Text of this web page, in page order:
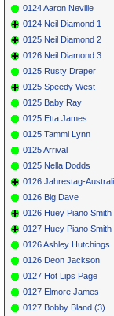
0124 Aaron Neville
0124 Neil Diamond 1
0125 Neil Diamond 2
0126 Neil Diamond 3
0125 Rusty Draper
0125 Speedy West
0125 Baby Ray
0125 Etta James
0125 Tammi Lynn
0125 Arrival
0125 Nella Dodds
0126 Jahrestag-
0126 Big Dave
0126 Huey Piano Smith
0127 Huey Piano Smith
0126 Ashley Hutchings
0126 Deon Jackson
0127 Hot Lips Page
0127 Elmore James
0127 Bobby Bland (3)